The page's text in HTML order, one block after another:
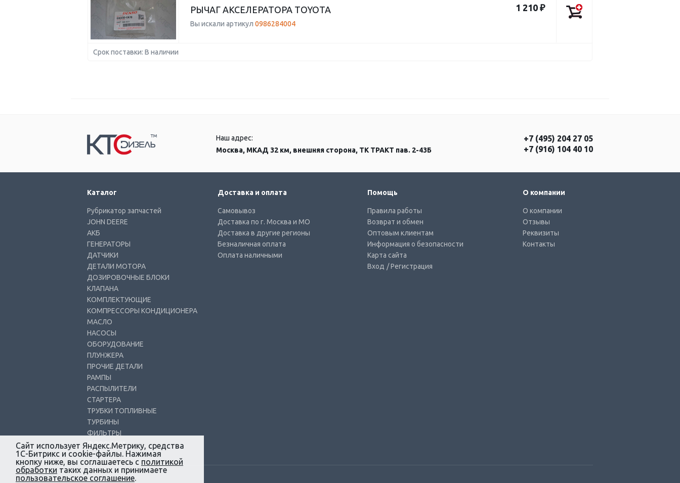
РЫЧАГ АКСЕЛЕРАТОРА TOYOTA
Вы искали артикул 0986284004
1 210 ₽
Срок поставки: В наличии
Наш адрес:
Москва, МКАД 32 км, внешняя сторона, ТК ТРАКТ пав. 2-43Б
+7 (495) 204 27 05
+7 (916) 104 40 10
Каталог
Рубрикатор запчастей
JOHN DEERE
АКБ
ГЕНЕРАТОРЫ
ДАТЧИКИ
ДЕТАЛИ МОТОРА
ДОЗИРОВОЧНЫЕ БЛОКИ
КЛАПАНА
КОМПЛЕКТУЮЩИЕ
КОМПРЕССОРЫ КОНДИЦИОНЕРА
МАСЛО
НАСОСЫ
ОБОРУДОВАНИЕ
ПЛУНЖЕРА
ПРОЧИЕ ДЕТАЛИ
РАМПЫ
РАСПЫЛИТЕЛИ
СТАРТЕРА
ТРУБКИ ТОПЛИВНЫЕ
ТУРБИНЫ
ФИЛЬТРЫ
ФОРСУНКИ
Доставка и оплата
Самовывоз
Доставка по г. Москва и МО
Доставка в другие регионы
Безналичная оплата
Оплата наличными
Помощь
Правила работы
Возврат и обмен
Оптовым клиентам
Информация о безопасности
Карта сайта
Вход / Регистрация
О компании
О компании
Отзывы
Реквизиты
Контакты
Сайт использует Яндекс.Метрику, средства
1С-Битрикс и cookie-файлы. Нажимая
кнопку ниже, вы соглашаетесь с политикой
обработки таких данных и принимаете
пользовательское соглашение.